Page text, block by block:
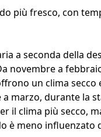
più fresco, con
a seconda della
novembre a
un clima
marzo, durante la
il clima più secco,
è meno influenzato